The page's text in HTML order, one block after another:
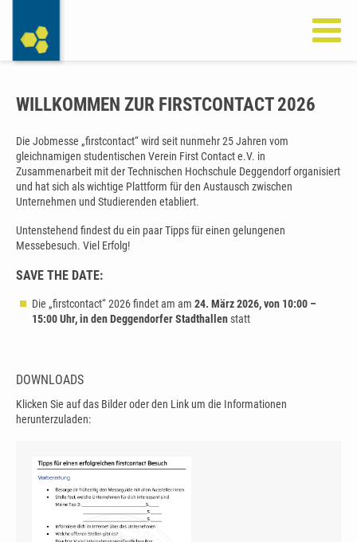
WILLKOMMEN ZUR FIRSTCONTACT 2026
Die Jobmesse „firstcontact“wird seit nunmehr 25 Jahren vom
gleichnamigen studentischen Verein First Contact e.V. in
Zusammenarbeit mit der Technischen Hochschule Deggendorf organisiert
und hat sich als wichtige Plattform für den Austausch zwischen
Unternehmen und Studierenden etabliert.
Untenstehend findest du ein paar Tipps für einen gelungenen
Messebesuch. Viel Erfolg!
SAVE THE DATE:
Die „firstcontact“ 2026 findet am am 24. März 2026, von 10:00 –
15:00 Uhr, in den Deggendorfer Stadthallenstatt
DOWNLOADS
Klicken Sie auf das Bilder oder den Link um die Informationen
herunterzuladen: